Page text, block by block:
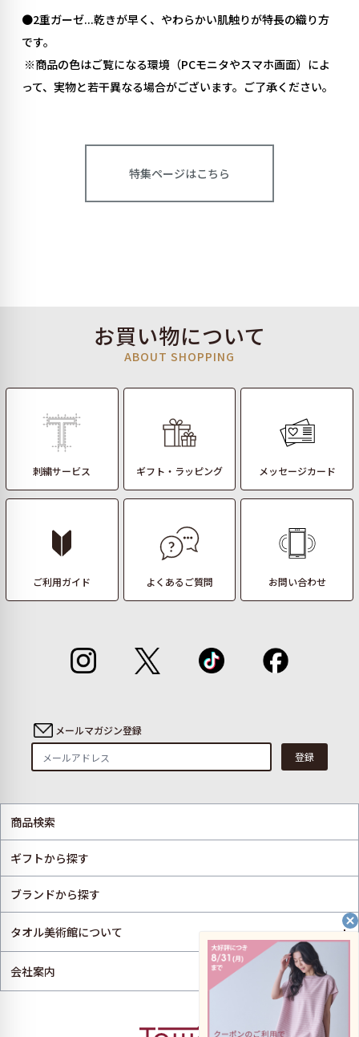
●2重ガーゼ...乾きが早く、やわらかい肌触りが特長の織り方
です。
※商品の色はご覧になる環境（PCモニタやスマホ画面）によ
って、実物と若干異なる場合がございます。ご了承ください。
特集ページはこちら
お買い物について
ABOUT SHOPPING
刺繍サービス ギフト・ラッピング メッセージカード
ご利用ガイド よくあるご質問 お問い合わせ
メールマガジン登録
登録
商品検索
ギフトから探す
ブランドから探す
タオル美術館について +
会社案内